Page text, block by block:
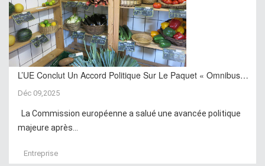
L’UE Conclut Un Accord Politique Sur Le Paquet « Omnibus…
Déc 09,2025
La Commission européenne a salué une avancée politique
majeure après...
Entreprise